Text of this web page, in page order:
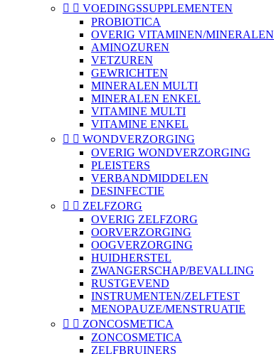
  VOEDINGSSUPPLEMENTEN
PROBIOTICA
OVERIG VITAMINEN/MINERALEN
AMINOZUREN
VETZUREN
GEWRICHTEN
MINERALEN MULTI
MINERALEN ENKEL
VITAMINE MULTI
VITAMINE ENKEL
  WONDVERZORGING
OVERIG WONDVERZORGING
PLEISTERS
VERBANDMIDDELEN
DESINFECTIE
  ZELFZORG
OVERIG ZELFZORG
OORVERZORGING
OOGVERZORGING
HUIDHERSTEL
ZWANGERSCHAP/BEVALLING
RUSTGEVEND
INSTRUMENTEN/ZELFTEST
MENOPAUZE/MENSTRUATIE
  ZONCOSMETICA
ZONCOSMETICA
ZELFBRUINERS